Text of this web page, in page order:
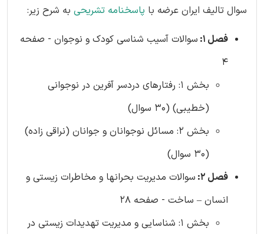
سوال تالیف ایران عرضه با پاسخنامه تشریحی به شرح زیر:
فصل 1:
سوالات آسیب شناسی کودک و نوجوان - صفحه
4
بخش 1: رفتارهای دردسر آفرین در نوجوانی
(خطیبی) (30 سوال)
بخش 2: مسائل نوجوانان و جوانان (نراقی زاده)
(30 سوال)
فصل 2:
سوالات مدیریت بحرانها و مخاطرات زیستی و
انسان – ساخت - صفحه 28
بخش 1: شناسایی و مدیریت تهدیدات زیستی در